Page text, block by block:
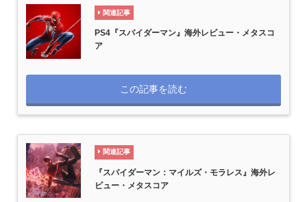
関連記事
PS4『スパイダーマン』海外レビュー・メタスコ
ア
この記事を読む
関連記事
『スパイダーマン：マイルズ・モラレス』海外レ
ビュー・メタスコア